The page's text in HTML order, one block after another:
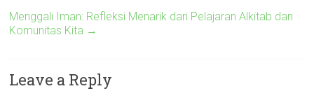
Menggali Iman: Refleksi Menarik dari Pelajaran Alkitab dan
Komunitas Kita →
Leave a Reply